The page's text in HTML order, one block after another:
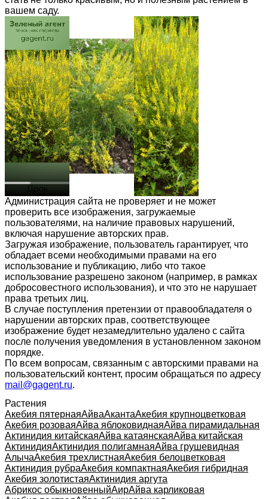
вашем саду.
Администрация сайта не проверяет и не может
проверить все изображения, загружаемые
пользователями, на наличие правовых нарушений,
включая нарушение авторских прав.
Загружая изображение, пользователь гарантирует, что
обладает всеми необходимыми правами на его
использование и публикацию, либо что такое
использование разрешено законом (например, в рамках
добросовестного использования), и что это не нарушает
права третьих лиц.
В случае поступления претензии от правообладателя о
нарушении авторских прав, соответствующее
изображение будет незамедлительно удалено с сайта
после получения уведомления в установленном законом
порядке.
По всем вопросам, связанным с авторскими правами на
пользовательский контент, просим обращаться по адресу
mail@gagent.ru.
Растения
Акебия пятернаяАйваАкантаАкебия крупноцветковая
Акебия розоваяАйва яблоковиднаяАйва пирамидальная
Актинидия китайскаяАйва катаянскаяАйва китайская
АктинидияАктинидия полигамнаяАйва грушевидная
АлычаАкебия трехлистнаяАкебия белоцветковая
Актинидия рубраАкебия компактнаяАкебия гибридная
Акебия золотистаяАктинидия аргута
Абрикос обыкновенныйАирАйва карликовая